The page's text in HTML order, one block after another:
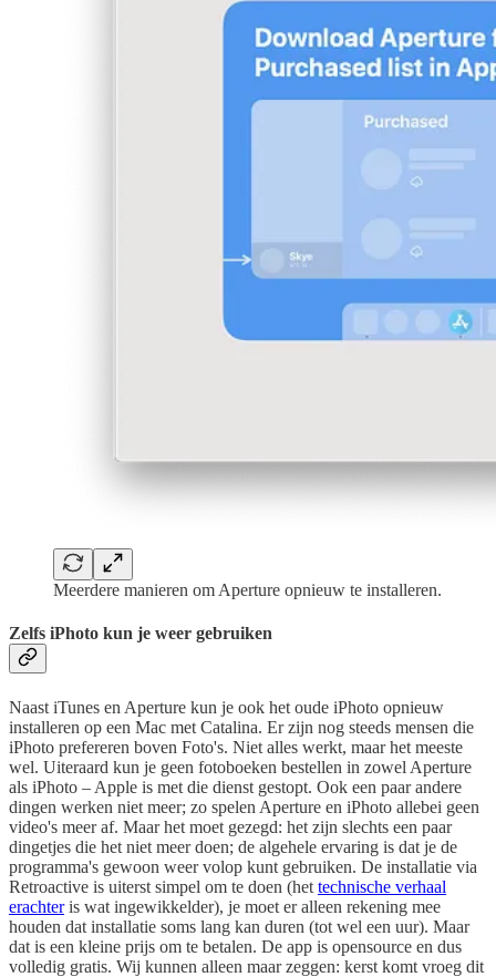
Meerdere manieren om Aperture opnieuw te installeren.
Zelfs iPhoto kun je weer gebruiken
Naast iTunes en Aperture kun je ook het oude iPhoto opnieuw
installeren op een Mac met Catalina. Er zijn nog steeds mensen die
iPhoto prefereren boven Foto's. Niet alles werkt, maar het meeste
wel. Uiteraard kun je geen fotoboeken bestellen in zowel Aperture
als iPhoto – Apple is met die dienst gestopt. Ook een paar andere
dingen werken niet meer; zo spelen Aperture en iPhoto allebei geen
video's meer af. Maar het moet gezegd: het zijn slechts een paar
dingetjes die het niet meer doen; de algehele ervaring is dat je de
programma's gewoon weer volop kunt gebruiken. De installatie via
Retroactive is uiterst simpel om te doen (het technische verhaal
erachteris wat ingewikkelder), je moet er alleen rekening mee
houden dat installatie soms lang kan duren (tot wel een uur). Maar
dat is een kleine prijs om te betalen. De app is opensource en dus
volledig gratis. Wij kunnen alleen maar zeggen: kerst komt vroeg dit